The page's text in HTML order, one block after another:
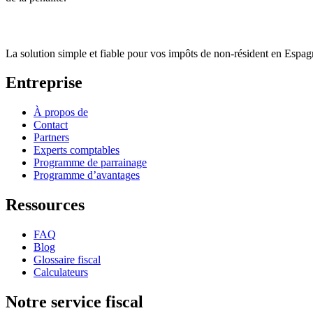
La solution simple et fiable pour vos impôts de non-résident en
Entreprise
À propos de
Contact
Partners
Experts comptables
Programme de parrainage
Programme d’avantages
Ressources
FAQ
Blog
Glossaire fiscal
Calculateurs
Notre service fiscal